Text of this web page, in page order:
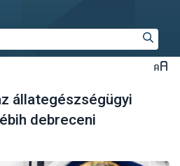
állategészségügyi
debreceni